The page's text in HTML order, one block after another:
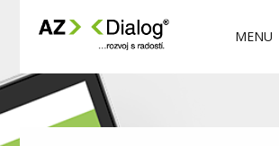
MENU